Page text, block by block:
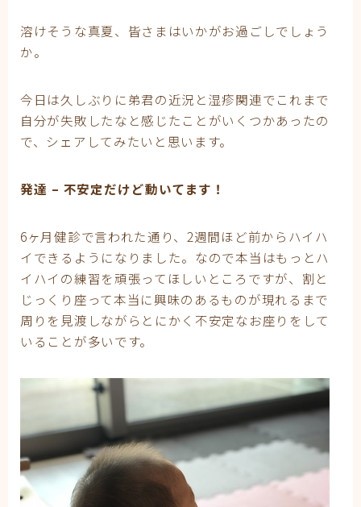
末っ子ちゃん
利用規約／特定商取引法に基づく表記
妊娠初期
妊娠後期
子育て
運営者情報
溶けそうな真夏、皆さまはいかがお過ごしでしょう
か。
今日は久しぶりに弟君の近況と湿疹関連でこれまで
自分が失敗したなと感じたことがいくつかあったの
で、シェアしてみたいと思います。
発達 – 不安定だけど動いてます！
6ヶ月健診で言われた通り、2週間ほど前からハイハ
イできるようになりました。なので本当はもっとハ
イハイの練習を頑張ってほしいところですが、割と
じっくり座って本当に興味のあるものが現れるまで
周りを見渡しながらとにかく不安定なお座りをして
いることが多いです。